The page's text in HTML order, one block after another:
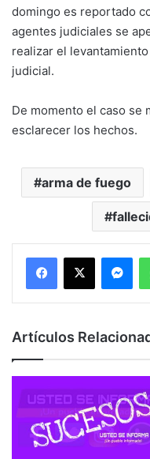
domingo es reportado
agentes judiciales se
realizar el
judicial.
De momento el caso se
esclarecer los hechos.
arma de fuego
Artículos